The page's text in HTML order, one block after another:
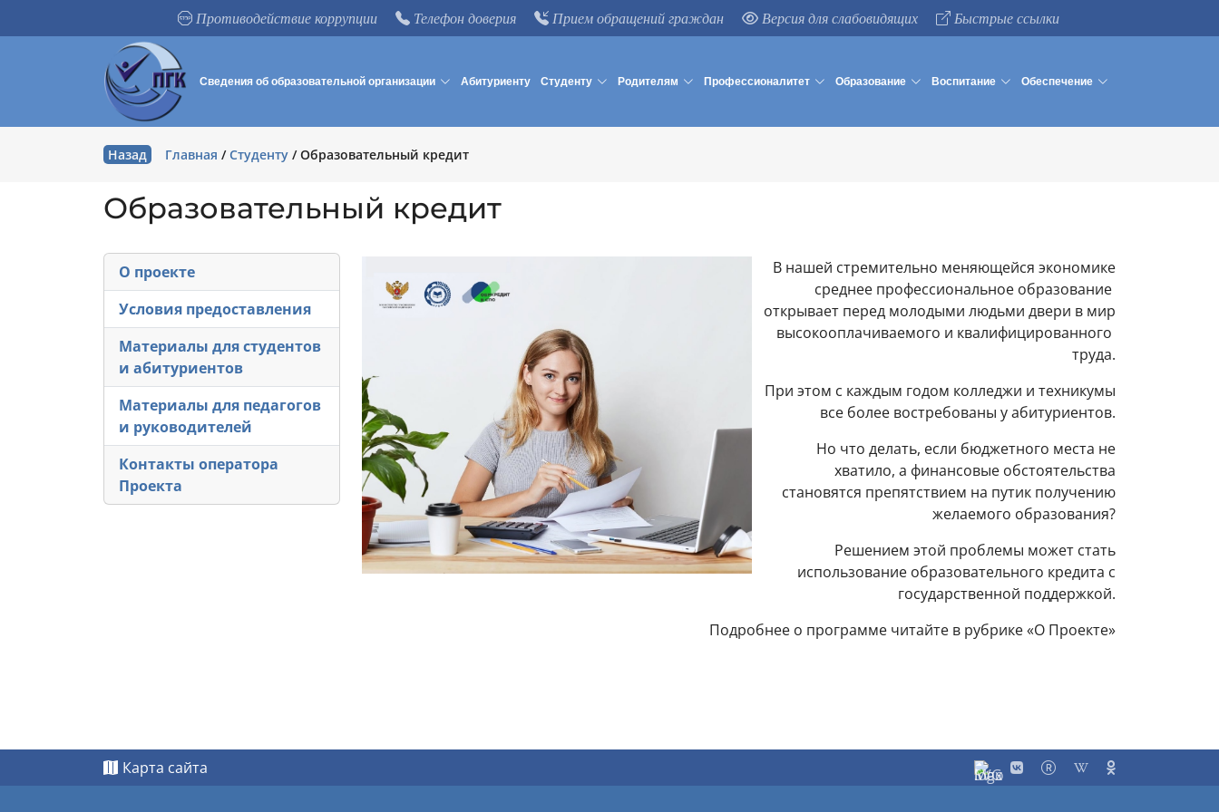
Противодействие коррупции Телефон доверия Прием обращений граждан Версия для слабовидящих Быстрые ссылки
Сведения об образовательной организации Абитуриенту Студенту Родителям Профессионалитет Образование Воспитание Обеспечение
Назад Главная /Студенту /Образовательный кредит
Образовательный кредит
О проекте
Условия предоставления
Материалы для студентов
и абитуриентов
Материалы для педагогов
и руководителей
Контакты оператора
Проекта
В нашей стремительно меняющейся экономике
среднее профессиональное образование
открывает перед молодыми людьми двери в мир
высокооплачиваемого и квалифицированного
труда.
При этом с каждым годом колледжи и техникумы
все более востребованы у абитуриентов.
Но что делать, если бюджетного места не
хватило, а финансовые обстоятельства
становятся препятствием на путик получению
желаемого образования?
Решением этой проблемы может стать
использование образовательного кредита с
государственной поддержкой.
Подробнее о программе читайте в рубрике «О Проекте»
Карта сайта